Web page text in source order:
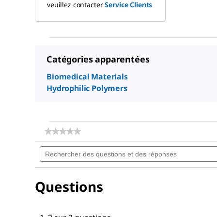
veuillez contacterService Clients
Catégories apparentées
Biomedical Materials
Hydrophilic Polymers
★★★★★
★★★★★
valeur
de
notation
acid)
Rechercher
des
des
réponses
Questions